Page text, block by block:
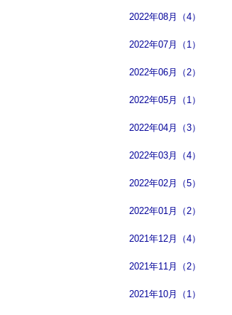
2022年08月（4）
2022年07月（1）
2022年06月（2）
2022年05月（1）
2022年04月（3）
2022年03月（4）
2022年02月（5）
2022年01月（2）
2021年12月（4）
2021年11月（2）
2021年10月（1）